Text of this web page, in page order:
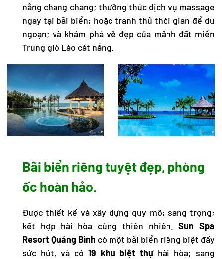
nắng chang chang; thưởng thức dịch vụ massage
ngay tại bãi biển; hoặc tranh thủ thời gian để du
ngoạn; và khám phá vẻ đẹp của mảnh đất miền
Trung gió Lào cát nắng.
Bãi biển riêng tuyệt đẹp, phòng
ốc hoàn hảo.
Được thiết kế và xây dựng quy mô; sang trọng;
kết hợp hài hòa cùng thiên nhiên.Sun Spa
Resort Quảng Bình có một bãi biển riêng biệt đầy
sức hút, và có 19 khu biệt thựhài hòa; sang